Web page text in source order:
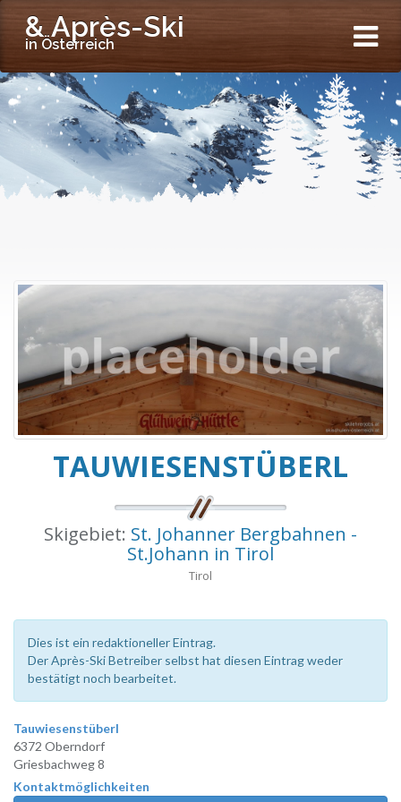
& Après-Ski
in Österreich
TAUWIESENSTÜBERL
Skigebiet: St. Johanner Bergbahnen -
St.Johann in Tirol
Tirol
Dies ist ein redaktioneller Eintrag.
Der Après-Ski Betreiber selbst hat diesen Eintrag weder
bestätigt noch bearbeitet.
Tauwiesenstüberl
6372 Oberndorf
Griesbachweg 8
Kontaktmöglichkeiten